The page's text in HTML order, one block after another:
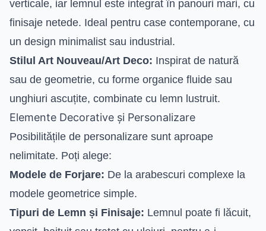
verticale, iar lemnul este integrat în panouri mari, cu
finisaje netede. Ideal pentru case contemporane, cu
un design minimalist sau industrial.
Stilul Art Nouveau/Art Deco: Inspirat de natură
sau de geometrie, cu forme organice fluide sau
unghiuri ascuțite, combinate cu lemn lustruit.
Elemente Decorative și Personalizare
Posibilitățile de personalizare sunt aproape
nelimitate. Poți alege:
Modele de Forjare: De la arabescuri complexe la
modele geometrice simple.
Tipuri de Lemn și Finisaje: Lemnul poate fi lăcuit,